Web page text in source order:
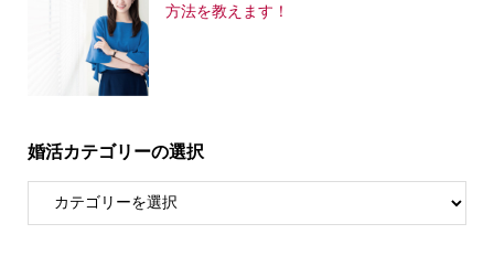
方法を教えます！
婚活カテゴリーの選択